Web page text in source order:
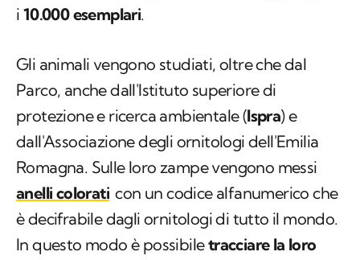
i 10.000 esemplari.
Gli animali vengono studiati, oltre che dal
Parco, anche dall'Istituto superiore di
protezione e ricerca ambientale (Ispra) e
dall'Associazione degli ornitologi dell'Emilia
Romagna. Sulle loro zampe vengono messi
anelli colorati con un codice alfanumerico che
è decifrabile dagli ornitologi di tutto il mondo.
In questo modo è possibiletracciare la loro